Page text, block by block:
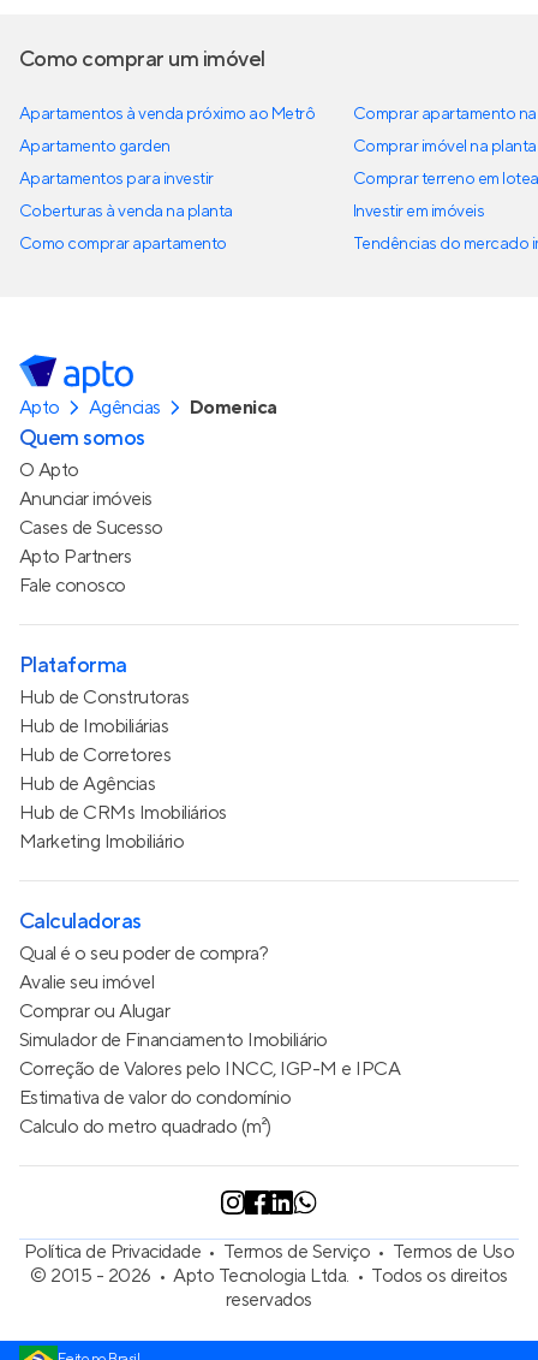
Como comprar um imóvel
Apartamentos à venda próximo ao Metrô
Apartamento garden
Apartamentos para investir
Coberturas à venda na planta
Como comprar apartamento
Comprar apartamento
Comprar imóvel na planta
Comprar terreno em
Investir em imóveis
Tendências do mercado
Apto Agências Domenica
Quem somos
O Apto
Anunciar imóveis
Cases de Sucesso
Apto Partners
Fale conosco
Plataforma
Hub de Construtoras
Hub de Imobiliárias
Hub de Corretores
Hub de Agências
Hub de CRMs Imobiliários
Marketing Imobiliário
Calculadoras
Qual é o seu poder de compra?
Avalie seu imóvel
Comprar ou Alugar
Simulador de Financiamento Imobiliário
Correção de Valores pelo INCC, IGP-M e IPCA
Estimativa de valor do condomínio
Calculo do metro quadrado (m²)
Política de Privacidade Termos de Serviço
Termos de Uso
© 2015 - 2026
Apto Tecnologia Ltda.
Todos os direitos
reservados